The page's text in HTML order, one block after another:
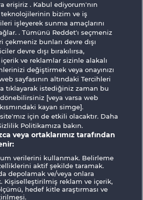
The black Book of Pirates
Koşullar Gizlilik Beyanı
Şirket SSS Facebook
talebini gönder
oyunları sadece eğlence
erişiriz . Kabul ediyorum'nın
bizim ve iş
işleyerek sunma amaçlarını
. Tümünü Reddet'ı seçmeniz
çekmeniz bunları devre dışı
devre dışı bırakılırsa,
ve reklamlar sizinle alakalı
değiştirmek veya onayınızı
sayfasının altındaki Tercihleri
tıklayarak istediğiniz zaman bu
[veya varsa web
kayan simge].
için de etkili olacaktır. Daha
Politikamıza bakın.
veya ortaklarımız tarafından
verilerini kullanmak. Belirleme
aktif şekilde taramak.
depolamak ve/veya onlara
Kişiselleştirilmiş reklam ve içerik,
hedef kitle araştırması ve